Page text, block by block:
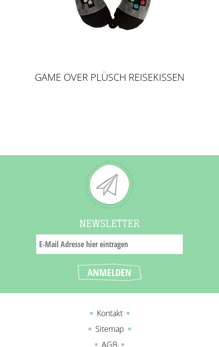
GAME OVER PLÜSCH REISEKISSEN
NEWSLETTER
Kontakt
Sitemap
AGB